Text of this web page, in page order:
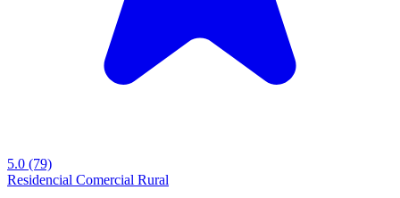
5.0 (79)
Residencial Comercial Rural